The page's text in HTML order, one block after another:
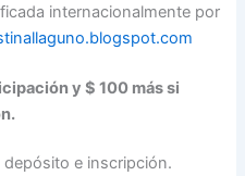
internacionalmente por
com
y $ 100 más si
e inscripción.